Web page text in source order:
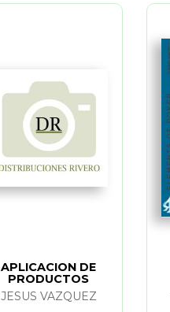
APLICACION DE
PRODUCTOS
FITOSANITARIOS
JESUS VAZQUEZ